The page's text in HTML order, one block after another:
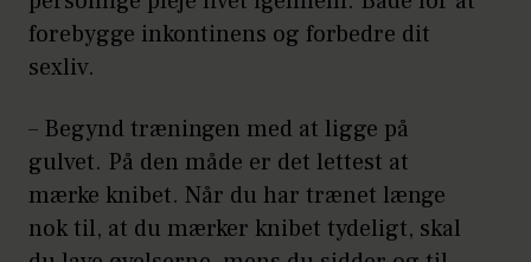
forebygge inkontinens og forbedre dit
sexliv.
– Begynd træningen med at ligge på
gulvet. På den måde er det lettest at
mærke knibet. Når du har trænet længe
nok til, at du mærker knibet tydeligt, skal